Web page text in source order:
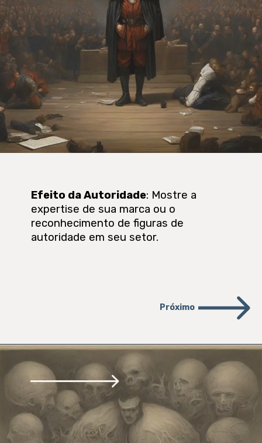
Efeito da Autoridade: Mostre a
expertise de sua marca ou o
reconhecimento de figuras de
autoridade em seu setor.
Próximo